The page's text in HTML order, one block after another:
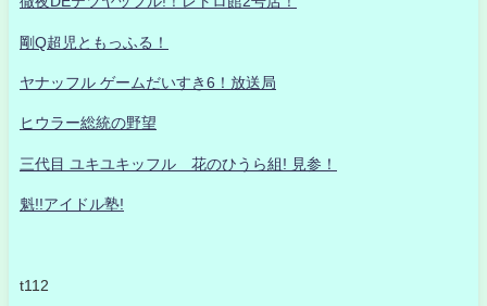
剛Q超児ともっふる！
ヤナッフル ゲームだいすき6！放送局
ヒウラー総統の野望
三代目 ユキユキッフル 花のひうら組! 見参！
魁!!アイドル塾!
t112